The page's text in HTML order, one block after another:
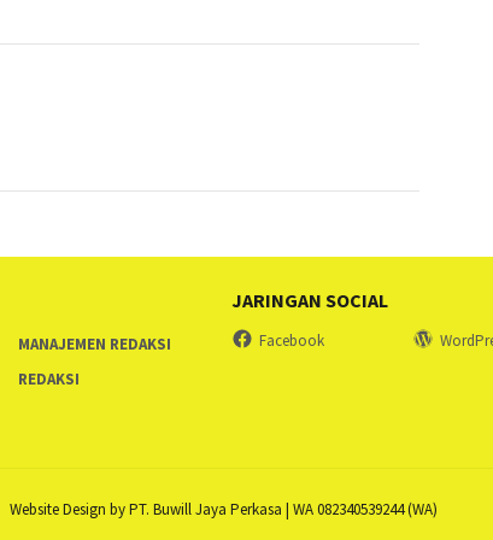
MANAJEMEN REDAKSI
REDAKSI
JARINGAN SOCIAL
Facebook
Website Design by PT. Buwill Jaya Perkasa | WA 082340539244 (WA)